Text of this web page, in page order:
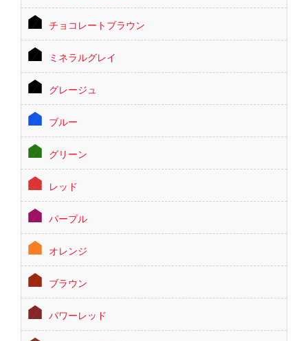
チョコレートブラウン
ミネラルグレイ
グレージュ
ブルー
グリーン
レッド
パープル
オレンジ
ブラウン
パワーレッド